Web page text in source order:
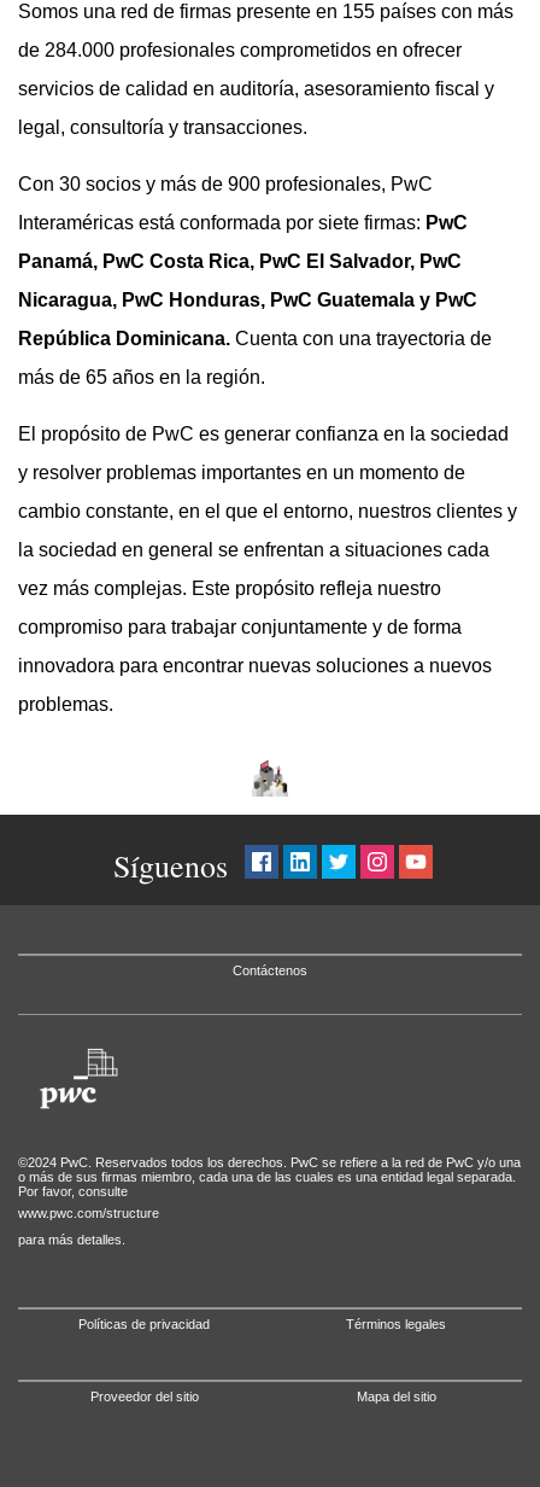
Somos una red de firmas presente en 155 países con más
de 284.000 profesionales comprometidos en ofrecer
servicios de calidad en auditoría, asesoramiento fiscal y
legal, consultoría y transacciones.
Con 30 socios y más de 900 profesionales, PwC
Interaméricas está conformada por siete firmas: PwC
Panamá, PwC Costa Rica, PwC El Salvador, PwC
Nicaragua, PwC Honduras, PwC Guatemala y PwC
República Dominicana. Cuenta con una trayectoria de
más de 65 años en la región.
El propósito de PwC es generar confianza en la sociedad
y resolver problemas importantes en un momento de
cambio constante, en el que el entorno, nuestros clientes y
la sociedad en general se enfrentan a situaciones cada
vez más complejas. Este propósito refleja nuestro
compromiso para trabajar conjuntamente y de forma
innovadora para encontrar nuevas soluciones a nuevos
problemas.
Síguenos
Contáctenos
©2024 PwC. Reservados todos los derechos. PwC se refiere a la red de PwC y/o una
o más de sus firmas miembro, cada una de las cuales es una entidad legal separada.
Por favor, consulte
www.pwc.com/structure
para más detalles.
Políticas de privacidad Términos legales
Proveedor del sitio Mapa del sitio